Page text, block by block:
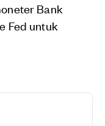
Bank
Fed untuk